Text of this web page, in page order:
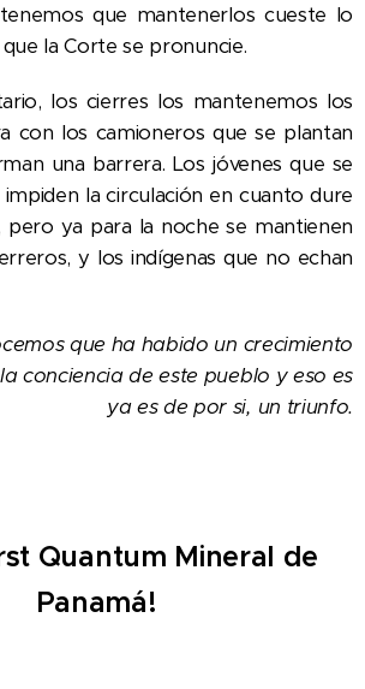
que mantenerlos cueste lo
la Corte se pronuncie.
los cierres los mantenemos los
con los camioneros que se plantan
una barrera. Los jóvenes que se
la circulación en cuanto dure
pero ya para la noche se mantienen
y los indígenas que no echan
que ha habido un crecimiento
conciencia de este pueblo y eso es
ya es de por si, un triunfo.
Quantum Mineral de
Panamá!